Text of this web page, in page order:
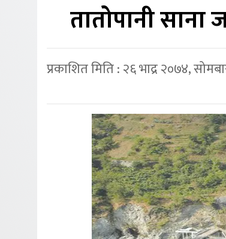
तातोपानी
प्रकाशित मिति : २६ भाद्र २०७४,